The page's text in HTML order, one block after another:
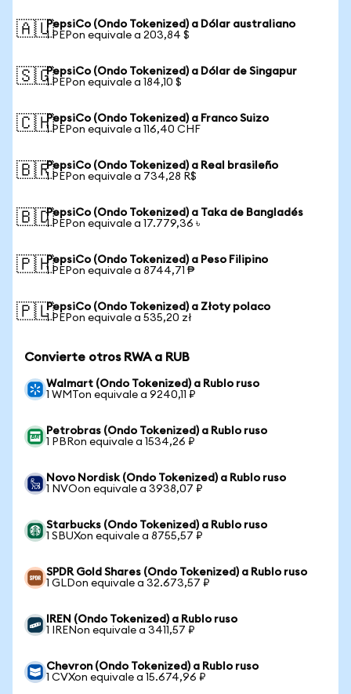
🇦🇺PepsiCo (Ondo Tokenized) a Dólar australiano
1 PEPon equivale a 203,84 $
🇸🇬PepsiCo (Ondo Tokenized) a Dólar de Singapur
1 PEPon equivale a 184,10 $
🇨🇭PepsiCo (Ondo Tokenized) a Franco Suizo
1 PEPon equivale a 116,40 CHF
🇧🇷PepsiCo (Ondo Tokenized) a Real brasileño
1 PEPon equivale a 734,28 R$
🇧🇩PepsiCo (Ondo Tokenized) a Taka de Bangladés
1 PEPon equivale a 17.779,36 ৳
🇵🇭PepsiCo (Ondo Tokenized) a Peso Filipino
1 PEPon equivale a 8744,71 ₱
🇵🇱PepsiCo (Ondo Tokenized) a Złoty polaco
1 PEPon equivale a 535,20 zł
Convierte otros RWA a RUB
Walmart (Ondo Tokenized) a Rublo ruso
1 WMTon equivale a 9240,11 ₽
Petrobras (Ondo Tokenized) a Rublo ruso
1 PBRon equivale a 1534,26 ₽
Novo Nordisk (Ondo Tokenized) a Rublo ruso
1 NVOon equivale a 3938,07 ₽
Starbucks (Ondo Tokenized) a Rublo ruso
1 SBUXon equivale a 8755,57 ₽
SPDR Gold Shares (Ondo Tokenized) a Rublo ruso
1 GLDon equivale a 32.673,57 ₽
IREN (Ondo Tokenized) a Rublo ruso
1 IRENon equivale a 3411,57 ₽
Chevron (Ondo Tokenized) a Rublo ruso
1 CVXon equivale a 15.674,96 ₽